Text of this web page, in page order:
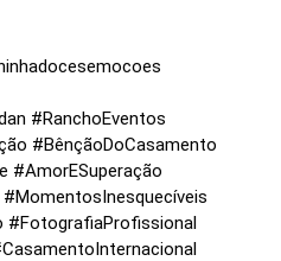
#RanchoEventos
#BênçãoDoCasamento
#AmorESuperação
#FotografiaProfissional